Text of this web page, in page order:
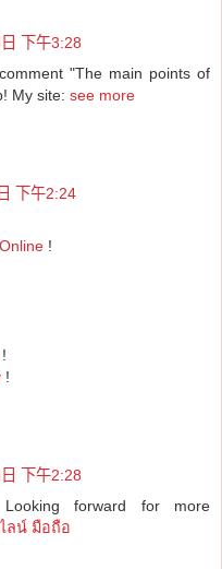
下午3:28
"The main points of
My site: see more
下午2:24
!
!
!
下午2:28
forward for more
ลน์ มือถือ